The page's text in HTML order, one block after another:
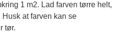
1 m2. Lad farven tørre helt,
at farven kan se
tør.